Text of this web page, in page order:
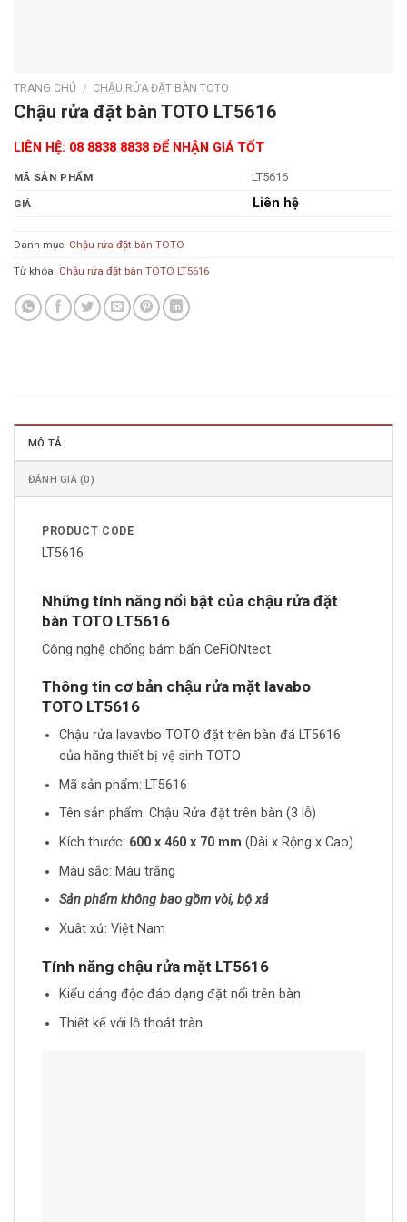
TRANG CHỦ / CHẬU RỬA ĐẶT BÀN TOTO
Chậu rửa đặt bàn TOTO LT5616
LIÊN HỆ: 08 8838 8838 ĐỂ NHẬN GIÁ TỐT
MÃ SẢN PHẨM LT5616
GIÁ Liên hệ
Danh mục: Chậu rửa đặt bàn TOTO
Từ khóa: Chậu rửa đặt bàn TOTO LT5616
MÔ TẢ
ĐÁNH GIÁ (0)
PRODUCT CODE
LT5616
Những tính năng nổi bật của chậu rửa đặt
bàn TOTO LT5616
Công nghệ chống bám bẩn CeFiONtect
Thông tin cơ bản chậu rửa mặt lavabo
TOTO LT5616
Chậu rửa lavavbo TOTO đặt trên bàn đá LT5616
của hãng thiết bị vệ sinh TOTO
Mã sản phẩm: LT5616
Tên sản phẩm: Chậu Rửa đặt trên bàn (3 lỗ)
Kích thước: 600 x 460 x 70 mm (Dài x Rộng x Cao)
Màu sắc: Màu trắng
Sản phẩm không bao gồm vòi, bộ xả
Xuât xứ: Việt Nam
Tính năng chậu rửa mặt LT5616
Kiểu dáng độc đáo dạng đặt nổi trên bàn
Thiết kế với lỗ thoát tràn